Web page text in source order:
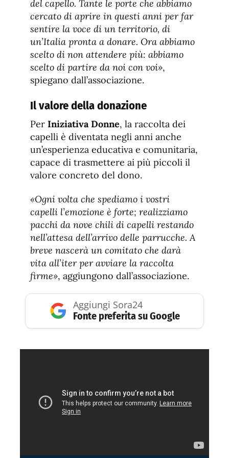
del capello. Tante le porte che abbiamo
cercato di aprire in questi anni per far
sentire la voce di un territorio, di
un’Italia pronta a donare. Ora abbiamo
scelto di non attendere più: abbiamo
scelto di partire da noi con voi»,
spiegano dall’associazione.
Il valore della donazione
Per Iniziativa Donne, la raccolta dei
capelli è diventata negli anni anche
un’esperienza educativa e comunitaria,
capace di trasmettere ai più piccoli il
valore concreto del dono.
«Ogni volta che spediamo i vostri
capelli l’emozione è forte; realizziamo
pacchi da nove chili di capelli restando
nell’attesa dell’arrivo delle parrucche. A
breve nascerà un comitato che darà
vita all’iter per avviare la raccolta
firme», aggiungono dall’associazione.
Aggiungi Sora24
Fonte preferita su Google